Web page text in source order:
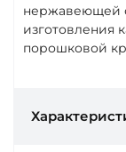
нержавеющей
изготовления
порошковой